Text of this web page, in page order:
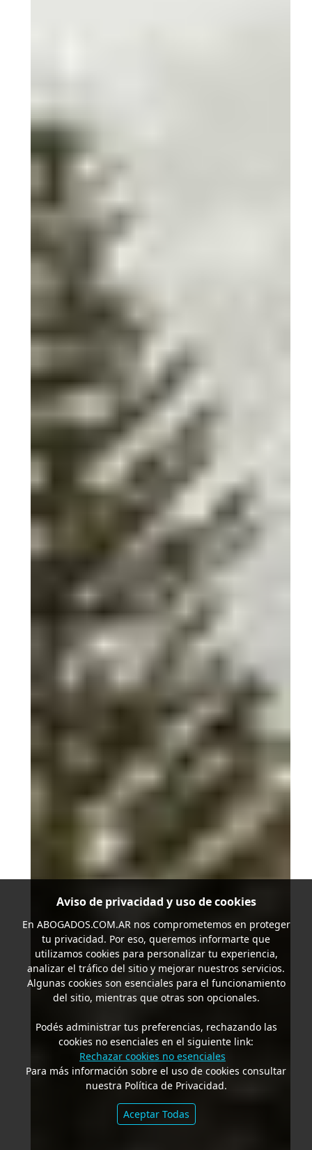
Aviso de privacidad y uso de cookies
En ABOGADOS.COM.ARnos comprometemos en proteger
tu privacidad. Por eso, queremos informarte que
utilizamos cookies para personalizar tu experiencia,
analizar el tráfico del sitio y mejorar nuestros servicios.
Algunas cookies son esenciales para el funcionamiento
del sitio, mientras que otras son opcionales.
Podés administrar tus preferencias, rechazando las
cookies no esenciales en el siguiente link:
Rechazar cookies no esenciales
Para más información sobre el uso de cookies consultar
nuestra Política de Privacidad.
Aceptar Todas